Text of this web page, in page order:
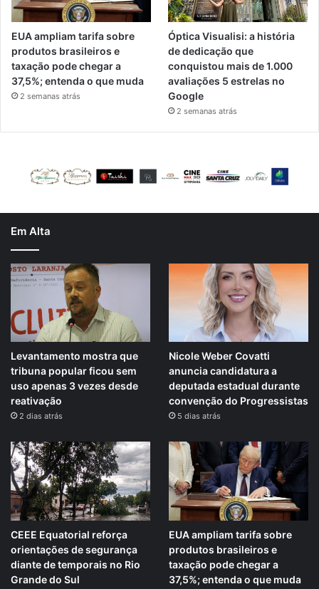
EUA ampliam tarifa sobre
produtos brasileiros e
taxação pode chegar a
37,5%; entenda o que muda
2 semanas atrás
Óptica Visualisi: a história
de dedicação que
conquistou mais de 1.000
avaliações 5 estrelas no
Google
2 semanas atrás
Em Alta
Levantamento mostra que
tribuna popular ficou sem
uso apenas 3 vezes desde
reativação
2 dias atrás
Nicole Weber Covatti
anuncia candidatura a
deputada estadual durante
convenção do Progressistas
5 dias atrás
CEEE Equatorial reforça
orientações de segurança
diante de temporais no Rio
Grande do Sul
EUA ampliam tarifa sobre
produtos brasileiros e
taxação pode chegar a
37,5%; entenda o que muda